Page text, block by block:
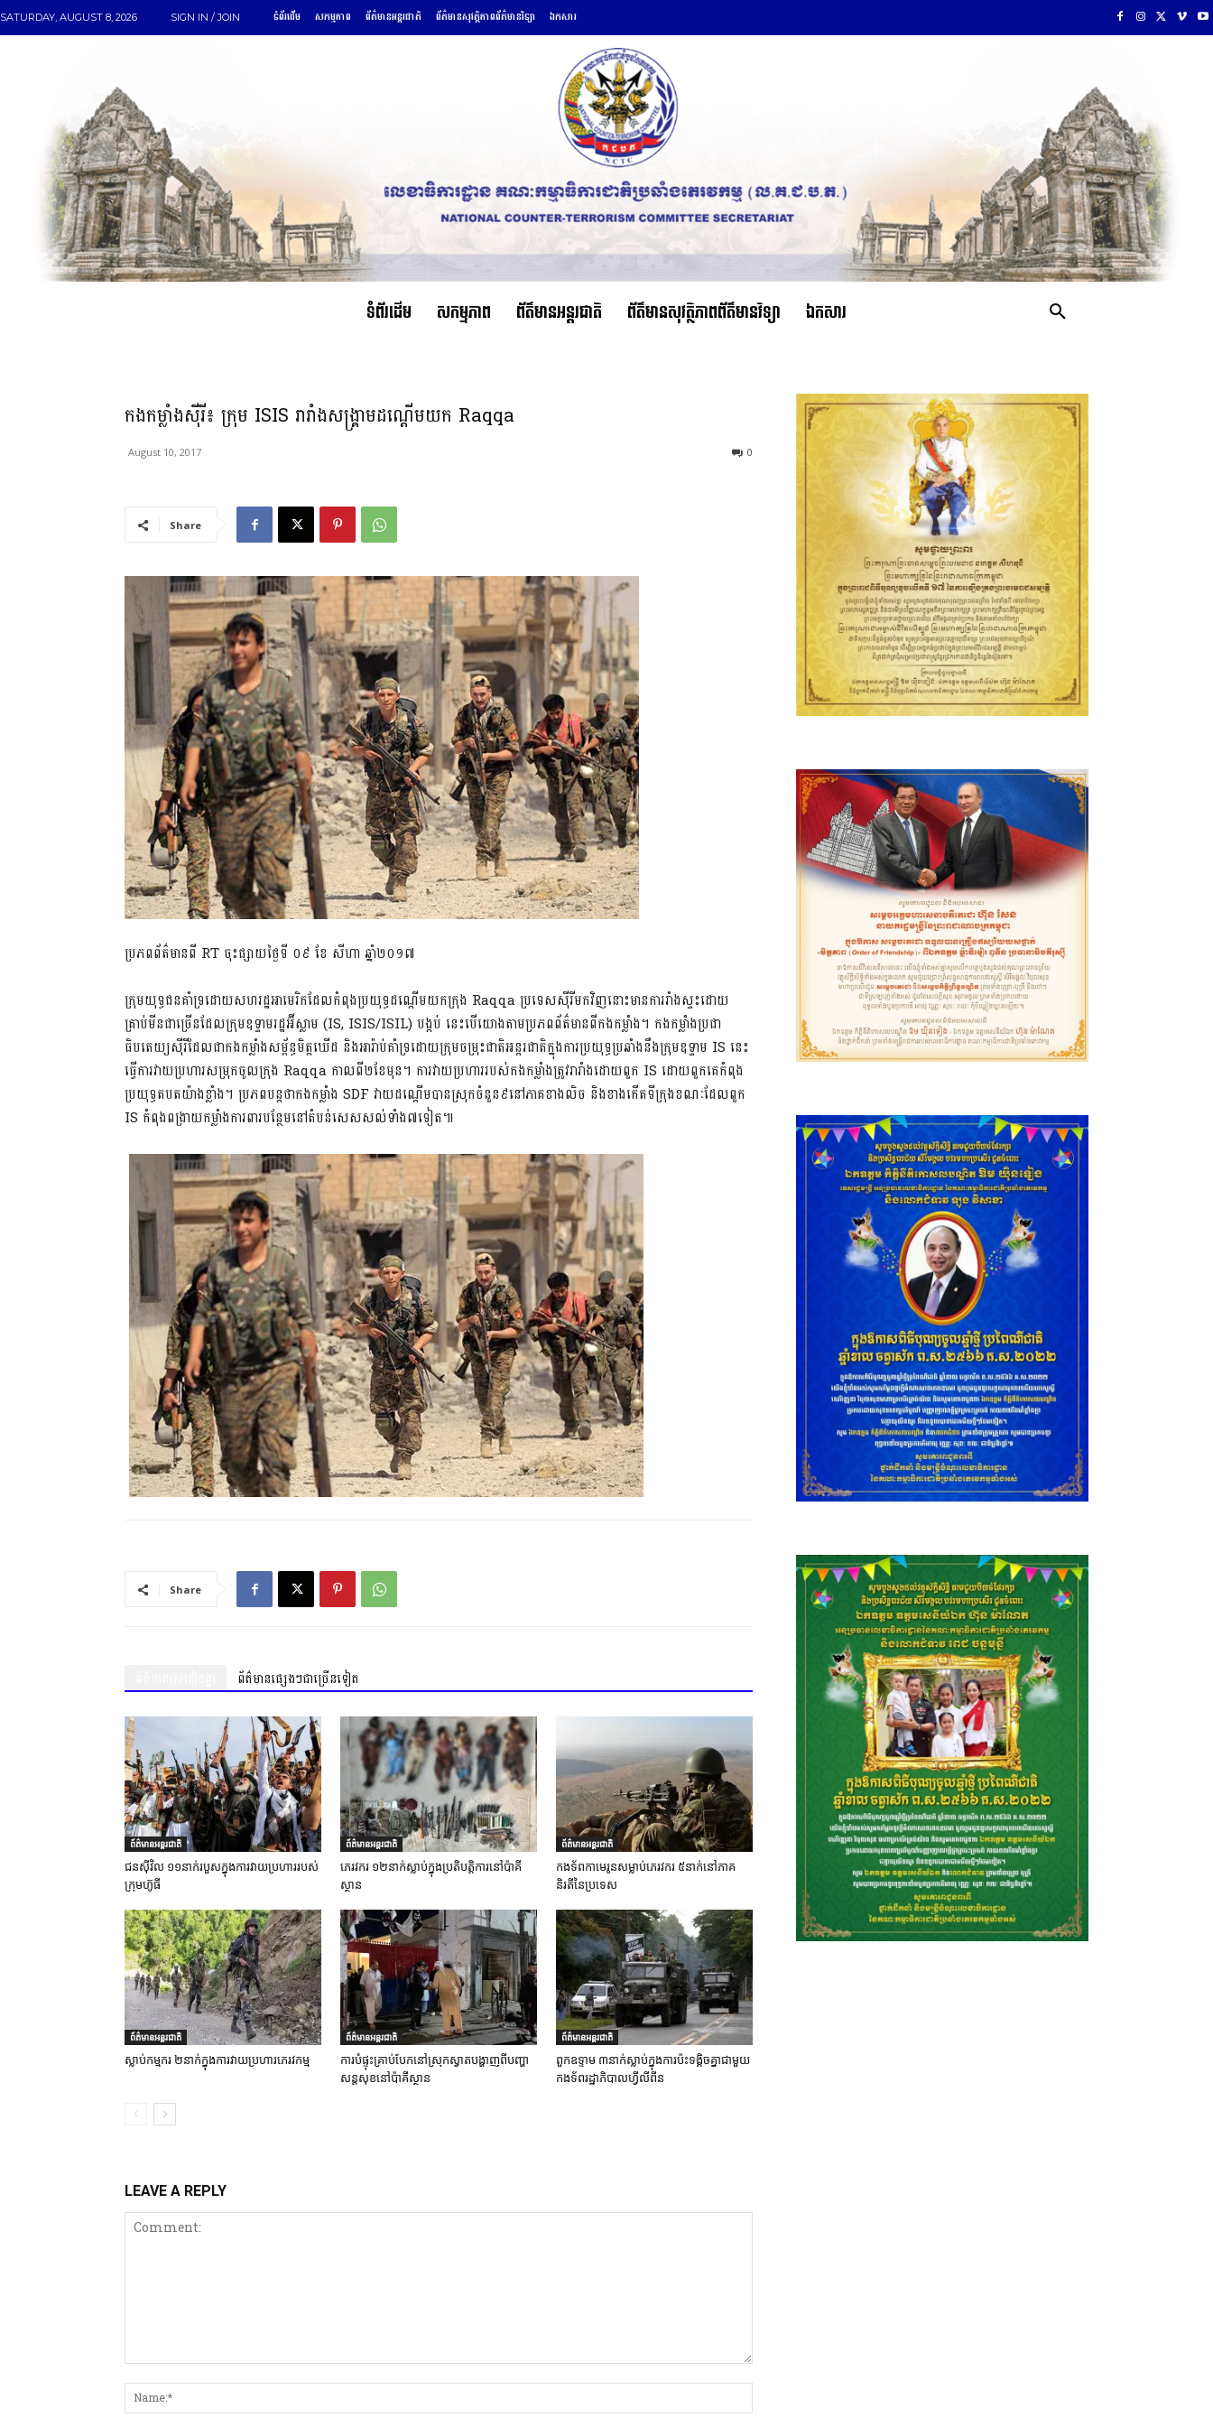
SATURDAY, AUGUST 8, 2026 SIGN IN / JOIN ទំព័រដើម សកម្មភាព ព័ត៌មានអន្តរជាតិ ព័ត៌មានសុវត្ថិភាពព័ត៌មានវិទ្យា ឯកសារ
ទំព័រដើម សកម្មភាព ព័ត៌មានអន្តរជាតិ ព័ត៌មានសុវត្ថិភាពព័ត៌មានវិទ្យា ឯកសារ
កងកម្លាំងស៊ីរី៖ ក្រុម ISIS រារាំងសង្គ្រាមដណ្តើមយក Raqqa
August 10, 2017 0
Share
ប្រភពព័ត៌មានពី RT ចុះផ្សាយថ្ងៃទី ០៩ ខែ សីហា ឆ្នាំ២០១៧
ក្រុមយុទ្ធជនគាំទ្រដោយសហរដ្ឋអាមេរិកដែលកំពុងប្រយុទ្ធដណ្តើមយកក្រុង Raqqa ប្រទេសស៊ីរីមកវិញនោះមានការរាំងស្ទះដោយ
គ្រាប់មីនជាច្រើនដែលក្រុមឧទ្ទាមរដ្ឋអ៊ីស្លាម (IS, ISIS/ISIL) បង្កប់ នេះបើយោងតាមប្រភពព័ត៌មានពីកងកម្លាំង។ កងកម្លាំងប្រជា
ធិបតេយ្យស៊ីរីដែលជាកងកម្លាំងសម្ព័ន្ធមិត្តឃើដ និងអារ៉ាប់គាំទ្រដោយក្រុមចម្រុះជាតិអន្ដរជាតិក្នុងការប្រយុទ្ធប្រឆាំងនឹងក្រុមឧទ្ទាម IS នេះ
ធ្វើការវាយប្រហារសម្រុកចូលក្រុង Raqqa កាលពី២ខែមុន។ ការវាយប្រហាររបស់កងកម្លាំងត្រូវរារាំងដោយពួក IS ដោយពួកគេកំពុង
ប្រយុទ្ធតបតយ៉ាងខ្លាំង។ ប្រភពបន្តថាកងកម្លាំង SDF វាយដណ្តើមបានស្រុកចំនួន៩នៅភាគខាងលិច និងខាងកើតទីក្រុងខណៈដែលពួក
IS កំពុងពង្រាយកម្លាំងការពារបន្ថែមនៅតំបន់សេសសល់ទាំង៧ទៀត៕
Share
ព័ត៌មានផ្សេងៗជាច្រើនទៀត
ព័ត៌មានអន្តរជាតិ
ជនស៊ីវិល ១១នាក់របួសក្នុងការវាយប្រហាររបស់
ក្រុមហ៊ូធី
ព័ត៌មានអន្តរជាតិ
ភេរវករ ១២នាក់ស្លាប់ក្នុងប្រតិបត្តិការនៅប៉ាគី
ស្ថាន
ព័ត៌មានអន្តរជាតិ
កងទ័ពកាមេរូនសម្លាប់ភេរវករ ៥នាក់នៅភាគ
និរតីនៃប្រទេស
ព័ត៌មានអន្តរជាតិ
ស្លាប់កម្មករ ២នាក់ក្នុងការវាយប្រហារភេរវកម្ម
ព័ត៌មានអន្តរជាតិ
ការបំផ្ទុះគ្រាប់បែកនៅស្រុកស្វាតបង្ហាញពីបញ្ហា
សន្តសុខនៅប៉ាគីស្ថាន
ព័ត៌មានអន្តរជាតិ
ពួកឧទ្ទាម ៣នាក់ស្លាប់ក្នុងការប៉ះទង្គិចគ្នាជាមួយ
កងទ័ពរដ្ឋាភិបាលហ្វីលីពីន
LEAVE A REPLY